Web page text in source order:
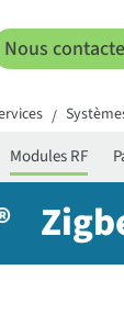
Nous
/
Modules RF